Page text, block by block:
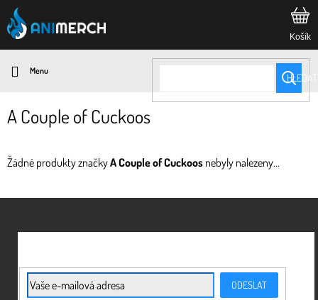
Přejít
na
obsah
HLEDAT
A Couple of Cuckoos
Žádné produkty značkyA Couple of Cuckoos nebyly nalezeny...
E-mail ODESLAT